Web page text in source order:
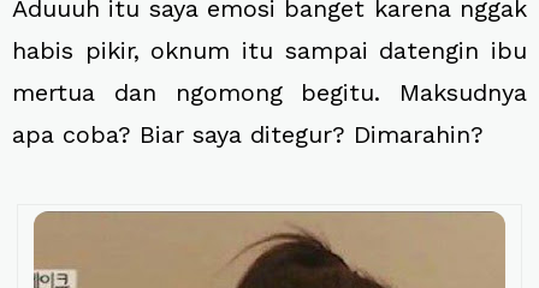
Aduuuh itu saya emosi banget karena nggak
habis pikir, oknum itu sampai datengin ibu
mertua dan ngomong begitu. Maksudnya
apa coba? Biar saya ditegur? Dimarahin?